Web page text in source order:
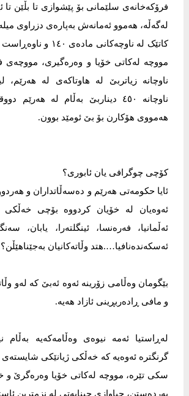
فرۆکەخانەی سلێمانی بۆ پێشوازی تا بڵێن
لەگەڵە، هەموو ئەمانەش بەپارەی دزراوی
کاتێک لە ناوچەکانی
مووچە لەکاتی خۆیا و وەرەگیری، مووچەی
ناوچانە زیاتربێ لە هاوتاکەی لە هەرێم،
ناوچانە ٤٥٠ دیناربێ بەڵام لە هەرێم
هەمووی هۆکارن بۆ بێ ئومێد بوون.
کۆچی چوگرافی یان ئابوری؟
ئایا حکومەتی هەرێم و دەسەڵاتداران و
ئەوەیان لە خۆیان کردووە بۆچی خەڵکی
ئەڵمانیا، فەرەنسا، ئینگلتەرا، یابان،
ئەسکەندەنافیا….هتد وڵاتەکانیان بەجێناهێڵن؟
بێگومان وەڵامی زۆرینە ئەوە ئەبێ کە لەو
و مافی ڕادەربڕینی ئازاد هەیە.
لەڕاستیا ئەمە نیوەی وەڵامەکەیە
گرنگترە ئەوەیە کە خەڵکی ژیانێکی شایستەی
سکی تێرە، مووچە لەکاتی خۆیا وەرەگرێ و
بەردەستن، جیاوازی چینایەتی لە نزمترین